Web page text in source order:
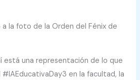
a la foto de la Orden del Fénix de
está una representación de lo que
en la facultad, la